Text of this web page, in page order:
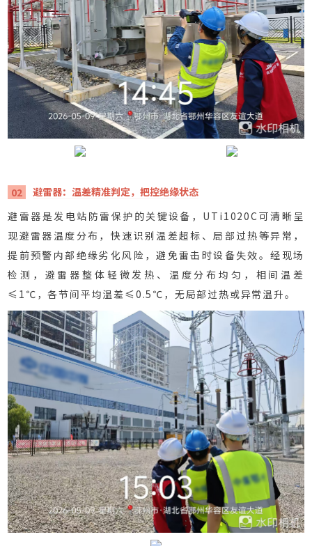
02
避雷器：温差精准判定，把控绝缘状态
避雷器是发电站防雷保护的关键设备，UTi1020C可清晰呈
现避雷器温度分布，快速识别温差超标、局部过热等异常，
提前预警内部绝缘劣化风险，避免雷击时设备失效。经现场
检测，避雷器整体轻微发热、温度分布均匀，相间温差
≤1℃，各节间平均温差≤0.5℃，无局部过热或异常温升。